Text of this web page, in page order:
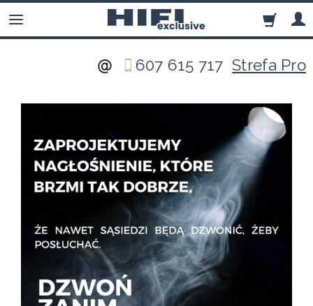
607 615 717Strefa Pro